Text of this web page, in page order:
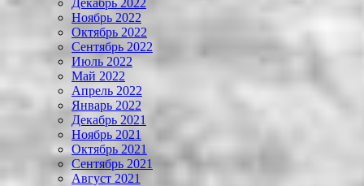
Ноябрь 2022
Октябрь 2022
Сентябрь 2022
Июль 2022
Май 2022
Апрель 2022
Январь 2022
Декабрь 2021
Ноябрь 2021
Октябрь 2021
Сентябрь 2021
Август 2021